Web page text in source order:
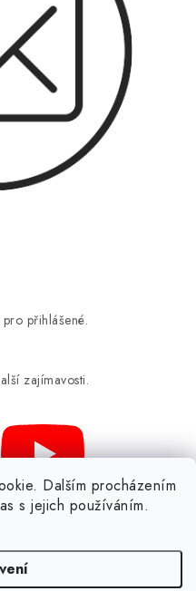
Dalším procházením
s jejich používáním.
přihlášené.
zajímavosti.
48, 259 01 Olbramovice -
povinen vystavit